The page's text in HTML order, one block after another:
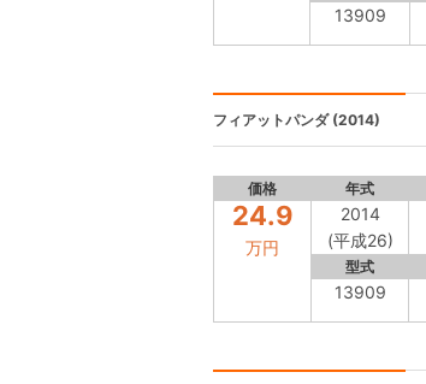
13909
フィアットパンダ(2014)
価格 年式
24.9
万円
2014
(平成26)
型式
13909